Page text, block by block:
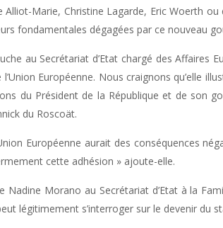
Alliot-Marie, Christine Lagarde, Eric Woerth
fondamentales dégagées par ce nouveau
au Secrétariat d’Etat chargé des Affaires
l’Union Européenne. Nous craignons qu’elle
du Président de la République et de son
du Roscoät.
Européenne aurait des conséquences
cette adhésion » ajoute-elle.
Nadine Morano au Secrétariat d’Etat à la
légitimement s’interroger sur le devenir du